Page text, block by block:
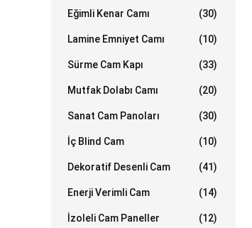
Eğimli Kenar Camı (30)
Lamine Emniyet Camı (10)
Sürme Cam Kapı (33)
Mutfak Dolabı Camı (20)
Sanat Cam Panoları (30)
İç Blind Cam (10)
Dekoratif Desenli Cam (41)
Enerji Verimli Cam (14)
İzoleli Cam Paneller (12)